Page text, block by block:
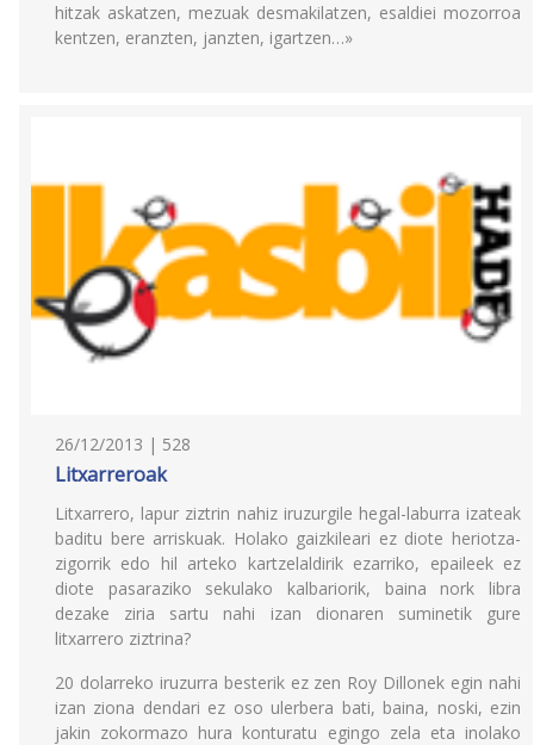
hitzak askatzen, mezuak desmakilatzen, esaldiei mozorroa
kentzen, eranzten, janzten, igartzen…»
26/12/2013 | 528
Litxarreroak
Litxarrero, lapur ziztrin nahiz iruzurgile hegal-laburra izateak
baditu bere arriskuak. Holako gaizkileari ez diote heriotza-
zigorrik edo hil arteko kartzelaldirik ezarriko, epaileek ez
diote pasaraziko sekulako kalbariorik, baina nork libra
dezake ziria sartu nahi izan dionaren suminetik gure
litxarrero ziztrina?
20 dolarreko iruzurra besterik ez zen Roy Dillonek egin nahi
izan ziona dendari ez oso ulerbera bati, baina, noski, ezin
jakin zokormazo hura konturatu egingo zela eta inolako